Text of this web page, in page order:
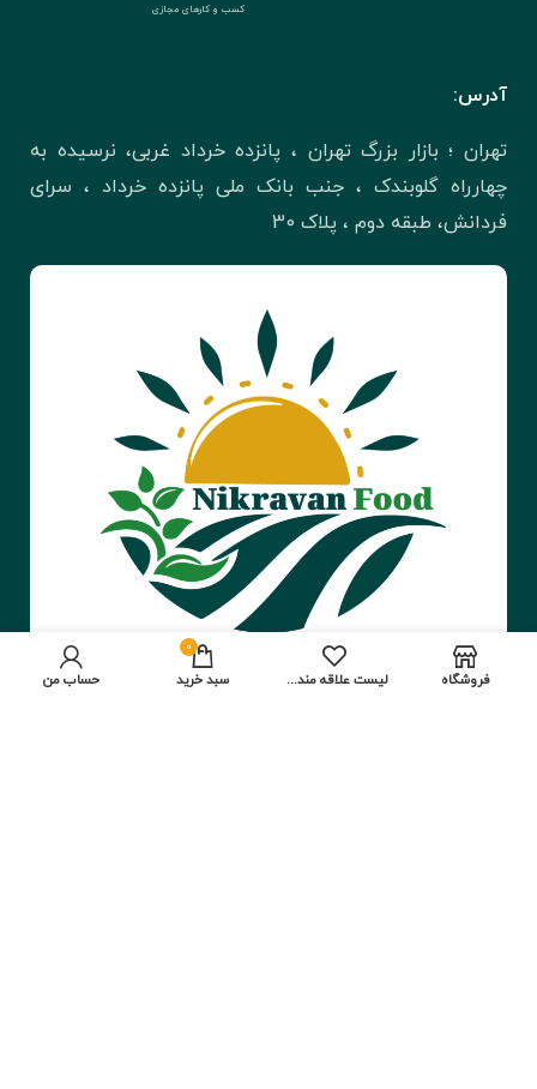
کسب و کارهای مجازی
آدرس:
تهران ؛ بازار بزرگ تهران ، پانزده خرداد غربی، نرسیده به
چهارراه گلوبندک ، جنب بانک ملی پانزده خرداد ، سرای
فردانش، طبقه دوم ، پلاک 30
فروشگاه لیست علاقه مندی ها
0
سبد خرید حساب من